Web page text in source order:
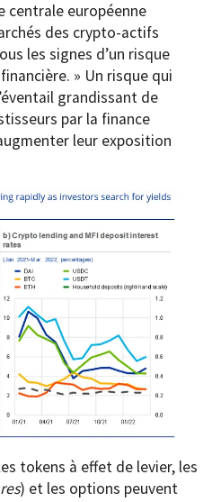
centrale européenne
des crypto-actifs
les signes d’un risque
» Un risque qui
grandissant de
par la finance
leur exposition
tokens à effet de levier, les
) et les options peuvent